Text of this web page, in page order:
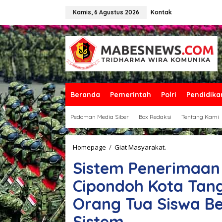
a
t
i
k
e
k
o
n
t
e
n
Kamis, 6 Agustus 2026 Kontak
Beranda Pemerintah Polri
Pedoman Media Siber Box Redaksi Tentang Kami
Homepage / Giat Masyarakat.
s
t
e
m
P
e
Sistem
Cipondoh Kota
Orang Tua Siswa